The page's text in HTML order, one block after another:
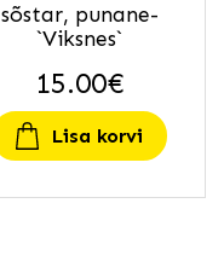
sõstar, punane-
`Viksnes`
15.00€
Lisa korvi